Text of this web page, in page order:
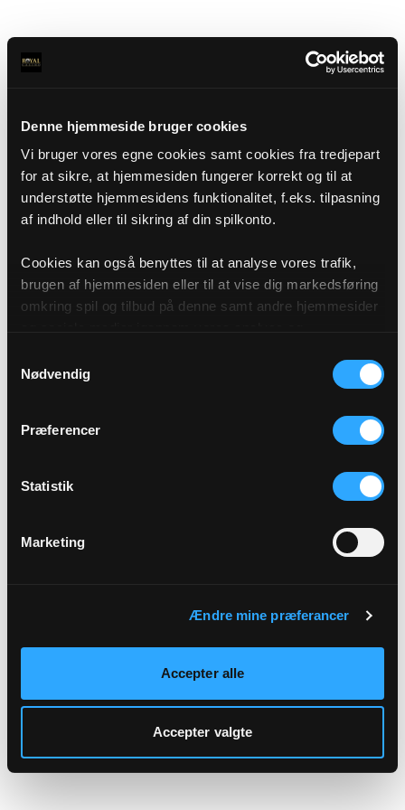
Denne hjemmeside bruger cookies
Vi bruger vores egne cookies samt cookies fra tredjepart
for at sikre, at hjemmesiden fungerer korrekt og til at
understøtte hjemmesidens funktionalitet, f.eks. tilpasning
af indhold eller til sikring af din spilkonto.
Cookies kan også benyttes til at analyse vores trafik,
brugen af hjemmesiden eller til at vise dig markedsføring
omkring spil og tilbud på denne samt andre hjemmesider
af cookies under "Detaljer" eller ved at klikke videre til
vores Cookiepolitik, som du finder i bunden af vores
Nødvendig
Præferencer
Statistik
Marketing
Ændre mine præferancer
Accepter alle
Accepter valgte